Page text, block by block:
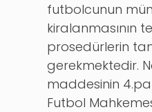
futbolcunun
kiralanmasının
prosedürlerin
gerekmektedir.
maddesinin
Futbol